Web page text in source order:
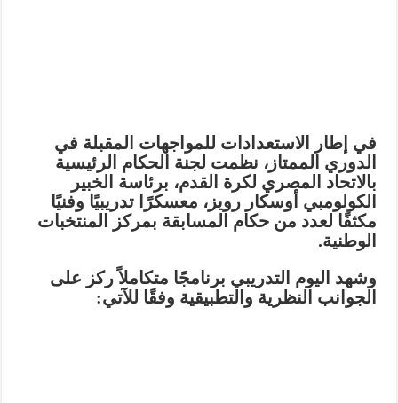
في إطار الاستعدادات للمواجهات المقبلة في
الدوري الممتاز، نظمت لجنة الحكام الرئيسية
بالاتحاد المصري لكرة القدم، برئاسة الخبير
الكولومبي أوسكار رويز، معسكرًا تدريبيًا وفنيًا
مكثفًا لعدد من حكام المسابقة بمركز المنتخبات
الوطنية.
وشهد اليوم التدريبي برنامجًا متكاملاً ركز على
الجوانب النظرية والتطبيقية وفقًا للآتي: